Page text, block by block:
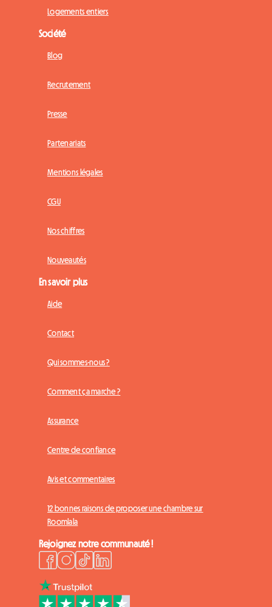
Logements entiers
Société
Blog
Recrutement
Presse
Partenariats
Mentions légales
CGU
Nos chiffres
Nouveautés
En savoir plus
Aide
Contact
Qui sommes-nous ?
Comment ça marche ?
Assurance
Centre de confiance
Avis et commentaires
12 bonnes raisons de proposer une chambre sur
Roomlala
Rejoignez notre communauté !